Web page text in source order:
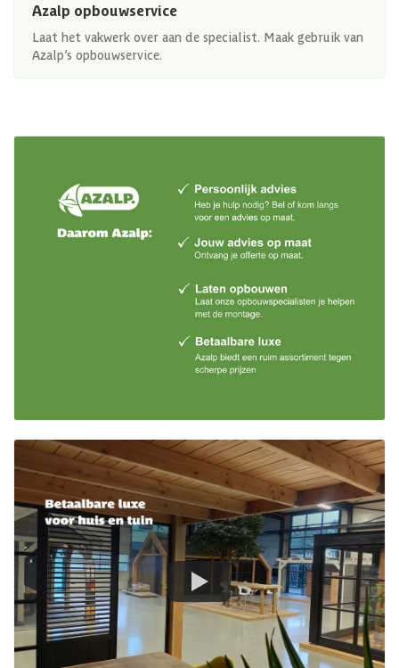
Azalp opbouwservice
Laat het vakwerk over aan de specialist. Maak gebruik van
Azalp’s opbouwservice.